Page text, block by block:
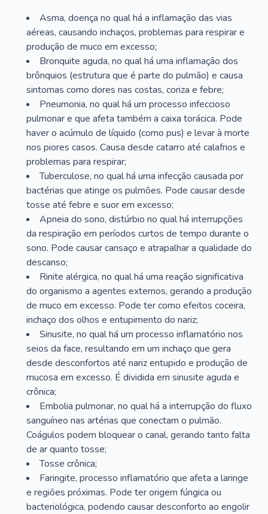
Asma, doença no qual há a inflamação das vias
aéreas, causando inchaços, problemas para respirar e
produção de muco em excesso;
Bronquite aguda, no qual há uma inflamação dos
brônquios (estrutura que é parte do pulmão) e causa
sintomas como dores nas costas, coriza e febre;
Pneumonia, no qual há um processo infeccioso
pulmonar e que afeta também a caixa torácica. Pode
haver o acúmulo de líquido (como pus) e levar à morte
nos piores casos. Causa desde catarro até calafrios e
problemas para respirar;
Tuberculose, no qual há uma infecção causada por
bactérias que atinge os pulmões. Pode causar desde
tosse até febre e suor em excesso;
Apneia do sono, distúrbio no qual há interrupções
da respiração em períodos curtos de tempo durante o
sono. Pode causar cansaço e atrapalhar a qualidade do
descanso;
Rinite alérgica, no qual há uma reação significativa
do organismo a agentes externos, gerando a produção
de muco em excesso. Pode ter como efeitos coceira,
inchaço dos olhos e entupimento do nariz;
Sinusite, no qual há um processo inflamatório nos
seios da face, resultando em um inchaço que gera
desde desconfortos até nariz entupido e produção de
mucosa em excesso. É dividida em sinusite aguda e
crônica;
Embolia pulmonar, no qual há a interrupção do fluxo
sanguíneo nas artérias que conectam o pulmão.
Coágulos podem bloquear o canal, gerando tanto falta
de ar quanto tosse;
Tosse crônica;
Faringite, processo inflamatório que afeta a laringe
e regiões próximas. Pode ter origem fúngica ou
bacteriológica, podendo causar desconforto ao engolir